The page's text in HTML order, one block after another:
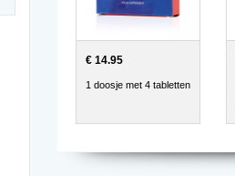
€ 14.95
1 doosje met 4 tabletten